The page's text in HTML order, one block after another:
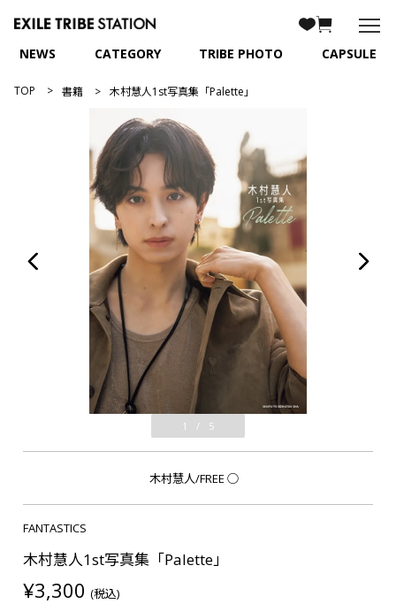
NEWS CATEGORY TRIBE PHOTO CAPSULE
TOP 書籍 木村慧人1st写真集「Palette」
1 / 5
木村慧人/FREE ○
FANTASTICS
木村慧人1st写真集「Palette」
¥3,300 (税込)